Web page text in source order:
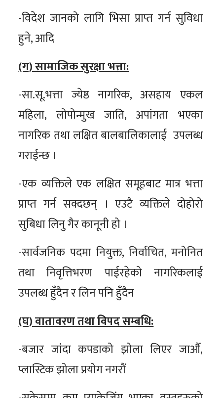
-विदेश जानको लागि भिसा प्राप्त गर्न सुविधा
हुने, आदि
(ग) सामाजिक सुरक्षा भत्ता:
-सा.सू.भत्ता ज्येष्ठ नागरिक, असहाय एकल
महिला, लोपोन्मुख जाति, अपांगता भएका
नागरिक तथा लक्षित बालबालिकालाई उपलब्ध
गराईन्छ ।
-एक व्यक्तिले एक लक्षित समूहबाट मात्र भत्ता
प्राप्त गर्न सक्दछन् । एउटै व्यक्तिले दोहोरो
सुबिधा लिनु गैर कानूनी हो ।
-सार्वजनिक पदमा नियुक्त, निर्वाचित, मनोनित
तथा निवृत्तिभरण पाईरहेको नागरिकलाई
उपलब्ध हुँदैन र लिन पनि हुँदैन
(घ) वातावरण तथा विपद सम्बधि:
-बजार जांदा कपडाको झोला लिएर जाऔं,
प्लास्टिक झोला प्रयोग नगरौं